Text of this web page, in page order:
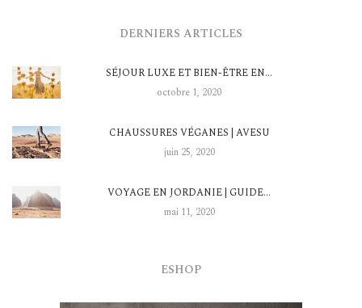
DERNIERS ARTICLES
SÉJOUR LUXE ET BIEN-ÊTRE EN…
octobre 1, 2020
CHAUSSURES VÉGANES | AVESU
juin 25, 2020
VOYAGE EN JORDANIE | GUIDE…
mai 11, 2020
ESHOP